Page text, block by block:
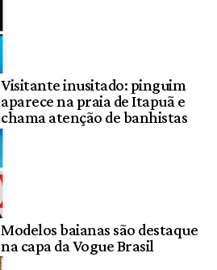
Visitante inusitado: pinguim
aparece na praia de Itapuã e
chama atenção de banhistas
Modelos baianas são destaque
na capa da Vogue Brasil